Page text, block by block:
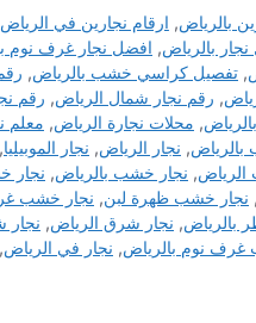
بالرياض, ارقام نجارين في الرياض
بالریاض, افضل نجار غرف نوم
, تفصيل كراسي خشب بالرياض,
, رقم نجار شمال الرياض, رقم
, محلات نجارة الرياض, معلم
بالرياض, نجار الرياض, نجار الموبيليا,
, نجار خشب بالرياض, نجار
, نجار خشب ظهرة لبن, نجار خشب
بالرياض, نجار شرق الرياض, نجار
غرف نوم بالرياض, نجار في الرياض,